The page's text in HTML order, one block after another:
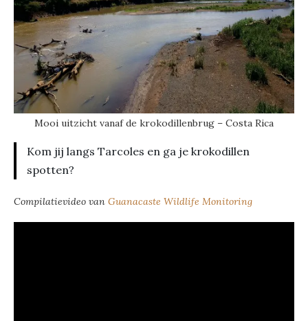
Mooi uitzicht vanaf de krokodillenbrug – Costa Rica
Kom jij langs Tarcoles en ga je krokodillen
spotten?
Compilatievideo van Guanacaste Wildlife Monitoring